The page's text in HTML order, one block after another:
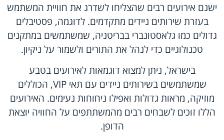
ישנם אירועים רבים שהצליחו לשדרג את חוויית המשתמש
בעזרת שירותים ניידים מתקדמים. לדוגמה, פסטיבלים
גדולים כמו גלאסטונברי בבריטניה, שמשתמשים במתקנים
טכנולוגיים כדי לנהל את התורים ולשמור על ניקיון.
בישראל, ניתן למצוא דוגמאות לאירועים בטבע
שמשתמשים בשירותים ניידים עם תאי VIP, הכוללים
מוזיקה, מראות גדולות ואפילו ניחוחות נעימים. האירועים
הללו זוכים לשבחים רבים מהמשתתפים על החוויה יוצאת
הדופן.